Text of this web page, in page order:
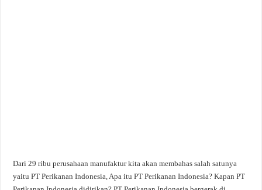
Dari 29 ribu perusahaan manufaktur kita akan membahas salah satunya
yaitu PT Perikanan Indonesia, Apa itu PT Perikanan Indonesia? Kapan PT